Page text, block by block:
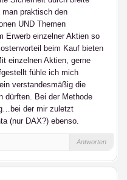
praktisch den
UND Themen
Erwerb einzelner Aktien so
beim Kauf bieten
einzelnen Aktien, gerne
fühle ich mich
verstandesmäßig die
dürften. Bei der Methode
der mir zuletzt
(nur DAX?) ebenso.
Antworten